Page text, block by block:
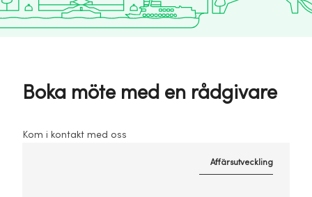
Boka möte med en rådgivare
Kom i kontakt med oss
Affärsutveckling